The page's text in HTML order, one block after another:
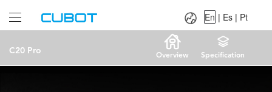
C20 Pro Overview Specification
Es|
En | Es | Pt